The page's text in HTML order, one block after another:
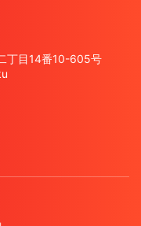
丁目14番10-605号